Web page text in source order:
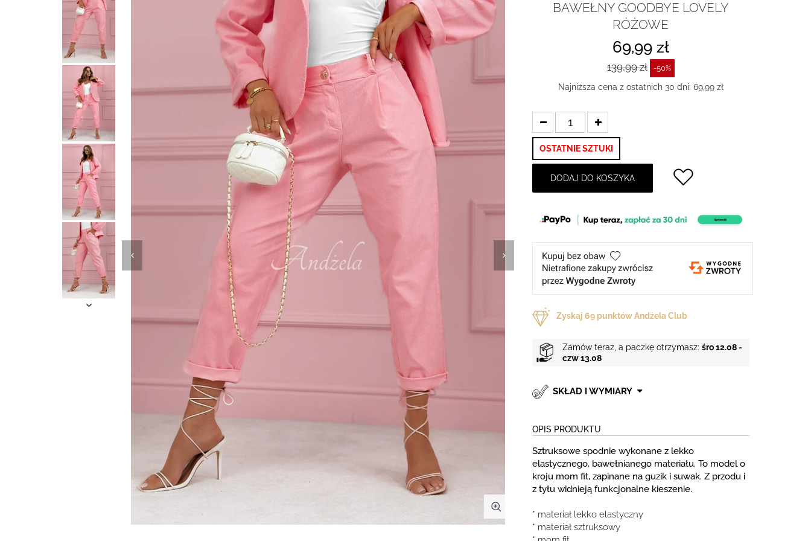
BAWEŁNY GOODBYE LOVELY
RÓŻOWE
69,99 zł
139,99 zł -50%
Najniższa cena z ostatnich 30 dni: 69,99 zł
OSTATNIE SZTUKI
DODAJ DO KOSZYKA
Zyskaj 69 punktów Andżela Club
Zamów teraz, a paczkę otrzymasz: śro 12.08 -
czw 13.08
SKŁAD I WYMIARY
OPIS PRODUKTU
Sztruksowe spodnie wykonane z lekko
elastycznego, bawełnianego materiału. To model o
kroju mom fit, zapinane na guzik i suwak. Z przodu i
z tyłu widnieją funkcjonalne kieszenie.
* materiał lekko elastyczny
* materiał sztruksowy